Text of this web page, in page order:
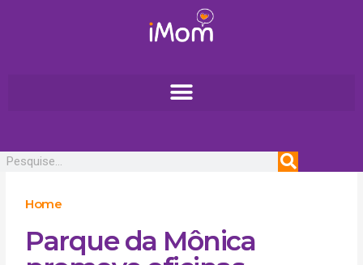
Home
Parque da Mônica